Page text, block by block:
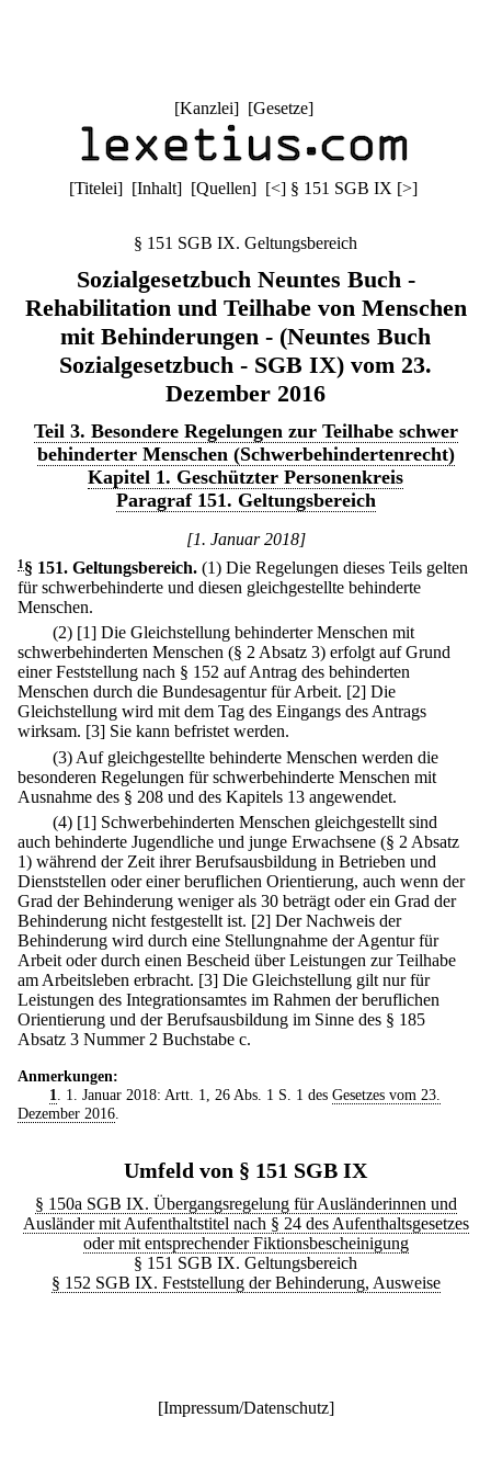
[Kanzlei] [Gesetze]
[Titelei] [Inhalt] [Quellen] [<] § 151 SGB IX [>]
§ 151 SGB IX. Geltungsbereich
Sozialgesetzbuch Neuntes Buch -
Rehabilitation und Teilhabe von Menschen
mit Behinderungen - (Neuntes Buch
Sozialgesetzbuch - SGB IX) vom 23.
Dezember 2016
Teil 3. Besondere Regelungen zur Teilhabe schwer
behinderter Menschen (Schwerbehindertenrecht)
Kapitel 1. Geschützter Personenkreis
Paragraf 151. Geltungsbereich
[1. Januar 2018]
1 § 151. Geltungsbereich. (1) Die Regelungen dieses Teils gelten
für schwerbehinderte und diesen gleichgestellte behinderte
Menschen.
(2) [1] Die Gleichstellung behinderter Menschen mit
schwerbehinderten Menschen (§ 2 Absatz 3) erfolgt auf Grund
einer Feststellung nach § 152 auf Antrag des behinderten
Menschen durch die Bundesagentur für Arbeit. [2] Die
Gleichstellung wird mit dem Tag des Eingangs des Antrags
wirksam. [3] Sie kann befristet werden.
(3) Auf gleichgestellte behinderte Menschen werden die
besonderen Regelungen für schwerbehinderte Menschen mit
Ausnahme des § 208 und des Kapitels 13 angewendet.
(4) [1] Schwerbehinderten Menschen gleichgestellt sind
auch behinderte Jugendliche und junge Erwachsene (§ 2 Absatz
1) während der Zeit ihrer Berufsausbildung in Betrieben und
Dienststellen oder einer beruflichen Orientierung, auch wenn der
Grad der Behinderung weniger als 30 beträgt oder ein Grad der
Behinderung nicht festgestellt ist. [2] Der Nachweis der
Behinderung wird durch eine Stellungnahme der Agentur für
Arbeit oder durch einen Bescheid über Leistungen zur Teilhabe
am Arbeitsleben erbracht. [3] Die Gleichstellung gilt nur für
Leistungen des Integrationsamtes im Rahmen der beruflichen
Orientierung und der Berufsausbildung im Sinne des § 185
Absatz 3 Nummer 2 Buchstabe c.
Anmerkungen:
1
. 1. Januar 2018: Artt. 1, 26 Abs. 1 S. 1 des Gesetzes vom 23.
Dezember 2016
Umfeld von § 151 SGB IX
§ 150a SGB IX. Übergangsregelung für Ausländerinnen und
Ausländer mit Aufenthaltstitel nach § 24 des Aufenthaltsgesetzes
oder mit entsprechender Fiktionsbescheinigung
§ 151 SGB IX. Geltungsbereich
§ 152 SGB IX. Feststellung der Behinderung, Ausweise
[Impressum/Datenschutz]